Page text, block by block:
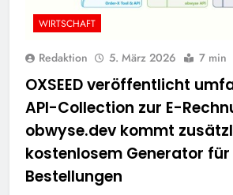
WIRTSCHAFT
Redaktion 5. März 2026 7 min
OXSEED veröffentlicht
API-Collection zur E-
obwyse.dev kommt
kostenlosem Generator
Bestellungen